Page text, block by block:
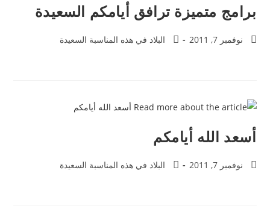
برامج متميزة ترافق أيامكم السعيدة
نوفمبر 7, 2011 البلاد في هذه المناسبة السعيدة
أسعد الله أيامكم
نوفمبر 7, 2011 البلاد في هذه المناسبة السعيدة